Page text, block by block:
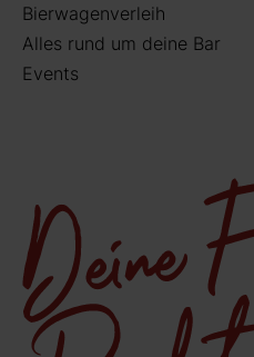
Bierwagenverleih
Alles rund um deine Bar
Events